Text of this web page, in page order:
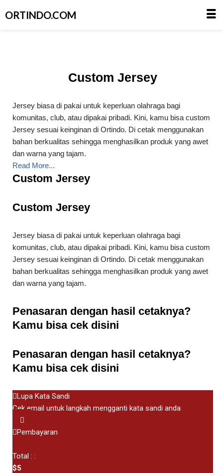
Custom Jersey
Jersey biasa di pakai untuk keperluan olahraga bagi
komunitas, club, atau dipakai pribadi. Kini, kamu bisa custom
Jersey sesuai keinginan di Ortindo. Di cetak menggunakan
bahan berkualitas sehingga menghasilkan produk yang awet
dan warna yang tajam.
Read More...
Custom Jersey
Custom Jersey
Jersey biasa di pakai untuk keperluan olahraga bagi
komunitas, club, atau dipakai pribadi. Kini, kamu bisa custom
Jersey sesuai keinginan di Ortindo. Di cetak menggunakan
bahan berkualitas sehingga menghasilkan produk yang awet
dan warna yang tajam.
Penasaran dengan hasil cetaknya?
Kamu bisa cek disini
Penasaran dengan hasil cetaknya?
Kamu bisa cek disini
Lupa Kata Sandi
Cek email untuk langkah mengganti kata sandi anda
Pembayaran
Total : :
$5
ORTINDO.COM